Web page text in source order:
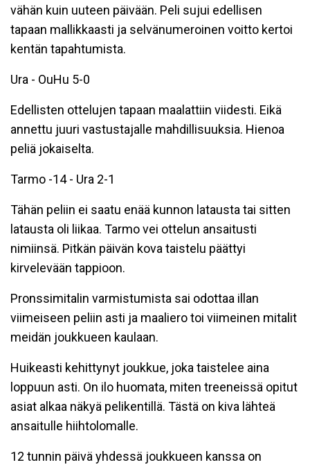
vähän kuin uuteen päivään. Peli sujui edellisen
tapaan mallikkaasti ja selvänumeroinen voitto kertoi
kentän tapahtumista.
Ura - OuHu 5-0
Edellisten ottelujen tapaan maalattiin viidesti. Eikä
annettu juuri vastustajalle mahdillisuuksia. Hienoa
peliä jokaiselta.
Tarmo -14 - Ura 2-1
Tähän peliin ei saatu enää kunnon latausta tai sitten
latausta oli liikaa. Tarmo vei ottelun ansaitusti
nimiinsä. Pitkän päivän kova taistelu päättyi
kirvelevään tappioon.
Pronssimitalin varmistumista sai odottaa illan
viimeiseen peliin asti ja maaliero toi viimeinen mitalit
meidän joukkueen kaulaan.
Huikeasti kehittynyt joukkue, joka taistelee aina
loppuun asti. On ilo huomata, miten treeneissä opitut
asiat alkaa näkyä pelikentillä. Tästä on kiva lähteä
ansaitulle hiihtolomalle.
12 tunnin päivä yhdessä joukkueen kanssa on